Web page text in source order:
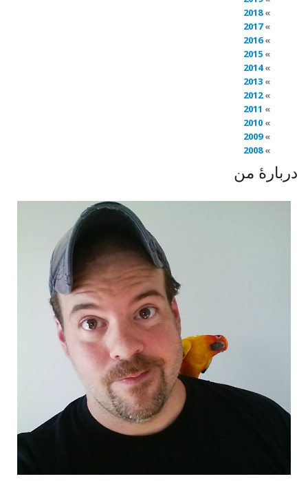
2018
2017
2016
2015
2014
2013
2012
2011
2010
2009
2008
دربارهٔ من